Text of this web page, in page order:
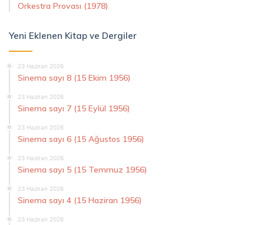
Orkestra Provası (1978)
Yeni Eklenen Kitap ve Dergiler
23 Haziran 2026
Sinema sayı 8 (15 Ekim 1956)
23 Haziran 2026
Sinema sayı 7 (15 Eylül 1956)
23 Haziran 2026
Sinema sayı 6 (15 Ağustos 1956)
23 Haziran 2026
Sinema sayı 5 (15 Temmuz 1956)
23 Haziran 2026
Sinema sayı 4 (15 Haziran 1956)
23 Haziran 2026